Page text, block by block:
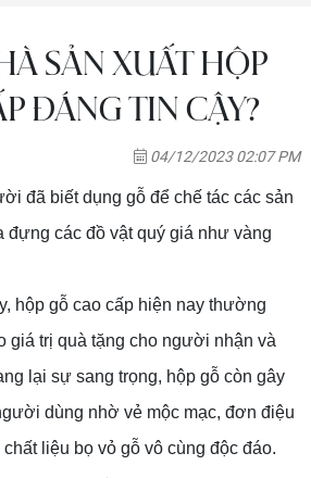
SẢN XUẤT HỘP
ĐÁNG TIN CẬY?
04/12/2023 02:07 PM
đã biết dụng gỗ để chế tác các sản
đựng các đồ vật quý giá như vàng
hộp gỗ cao cấp hiện nay thường
giá trị quà tặng cho người nhận và
lại sự sang trọng, hộp gỗ còn gây
dùng nhờ vẻ mộc mạc, đơn điệu
liệu bọ vỏ gỗ vô cùng độc đáo.